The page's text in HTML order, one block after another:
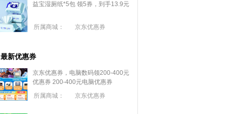
益宝湿厕纸*5包 领5券，到手13.9元
所属商城： 京东优惠券
最新优惠券
京东优惠券，电脑数码领200-400元
优惠券 200-400元电脑优惠券
所属商城：
京东优惠券